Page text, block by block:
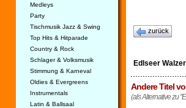
Medleys
Party
Tischmusik Jazz & Swing
Top Hits & Hitparade
Country & Rock
Schlager & Volksmusik
Stimmung & Karneval
Oldies & Evergreens
Instrumentals
Latin & Ballsaal
zurück
Edlseer
Andere Titel
(als Alternative zu